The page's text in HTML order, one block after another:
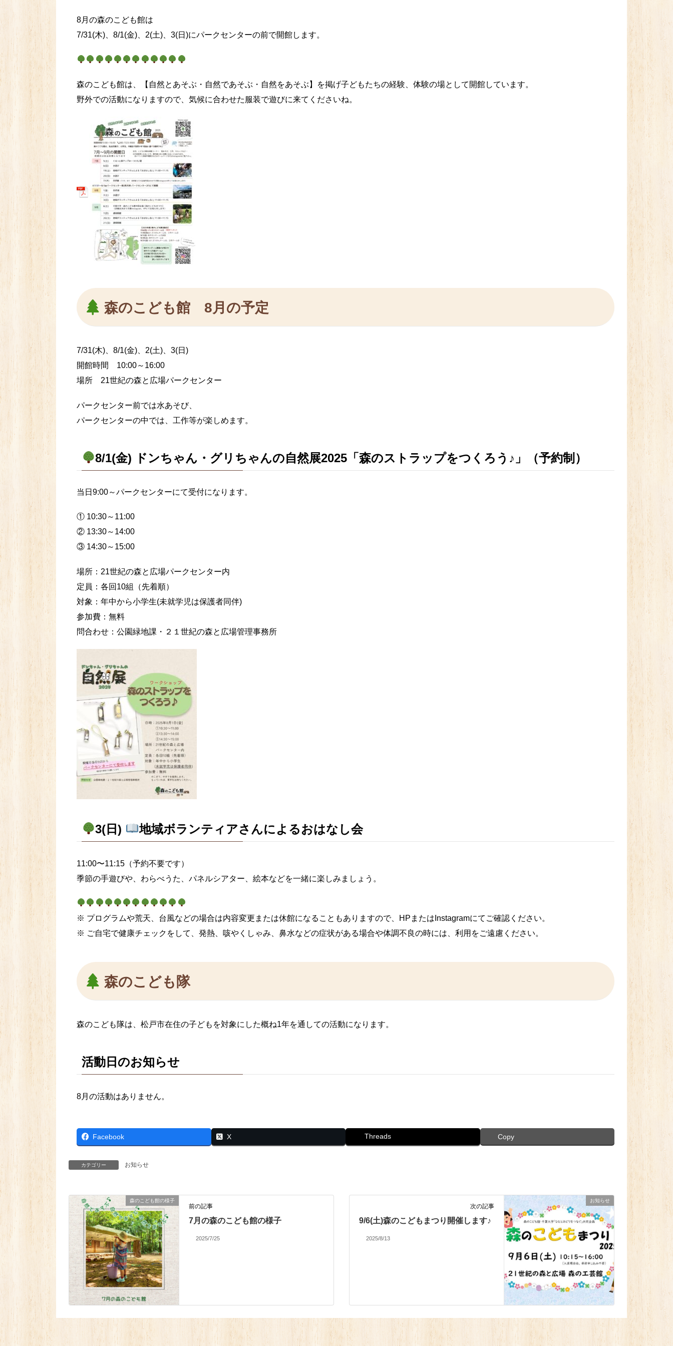
8月の森のこども館は
7/31(木)、8/1(金)、2(土)、3(日)にパークセンターの前で開館します。
森のこども館は、【自然とあそぶ・自然であそぶ・自然をあそぶ】を掲げ子どもたちの経験、体験の場として開館しています。
野外での活動になりますので、気候に合わせた服装で遊びに来てくださいね。
森のこども館 8月の予定
7/31(木)、8/1(金)、2(土)、3(日)
開館時間 10:00～16:00
場所 21世紀の森と広場パークセンター
パークセンター前では水あそび、
パークセンターの中では、工作等が楽しめます。
8/1(金) ドンちゃん・グリちゃんの自然展2025「森のストラップをつくろう♪」（予約制）
当日9:00～パークセンターにて受付になります。
① 10:30～11:00
② 13:30～14:00
③ 14:30～15:00
場所：21世紀の森と広場パークセンター内
定員：各回10組（先着順）
対象：年中から小学生(未就学児は保護者同伴)
参加費：無料
問合わせ：公園緑地課・２１世紀の森と広場管理事務所
3(日) 地域ボランティアさんによるおはなし会
11:00〜11:15（予約不要です）
季節の手遊びや、わらべうた、パネルシアター、絵本などを一緒に楽しみましょう。
※ プログラムや荒天、台風などの場合は内容変更または休館になることもありますので、HPまたはInstagramにてご確認ください。
※ ご自宅で健康チェックをして、発熱、咳やくしゃみ、鼻水などの症状がある場合や体調不良の時には、利用をご遠慮ください。
森のこども隊
森のこども隊は、松戸市在住の子どもを対象にした概ね1年を通しての活動になります。
活動日のお知らせ
8月の活動はありません。
Facebook X Threads Copy
カテゴリー お知らせ
森のこども館の様子
前の記事
7月の森のこども館の様子
2025/7/25
お知らせ
次の記事
9/6(土)森のこどもまつり開催します♪
2025/8/13